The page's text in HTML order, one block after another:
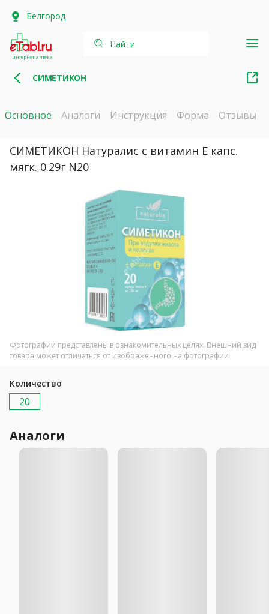
Белгород
интернет-аптека
Найти
СИМЕТИКОН
Основное Аналоги Инструкция Форма Отзывы
СИМЕТИКОН Натуралис с витамин Е капс.
мягк. 0.29г N20
Фотографии представлены в ознакомительных целях. Внешний вид
товара может отличаться от изображенного на фотографии
Количество
20
Аналоги